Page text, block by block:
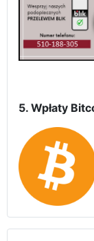
5. Wpłaty